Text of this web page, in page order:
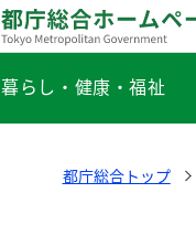
暮らし・健康・福祉
都庁総合トップ